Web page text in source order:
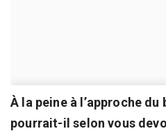
À la peine à l’approche
pourrait-il selon vous